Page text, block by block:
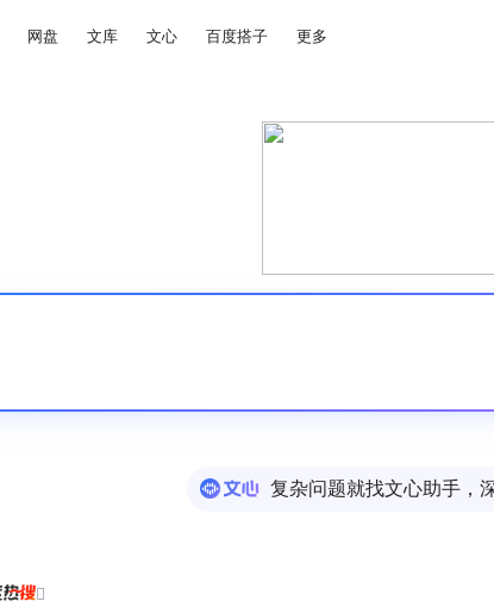
网盘 文库 文心 百度搭子 更多
复杂问题就找文心助手，
